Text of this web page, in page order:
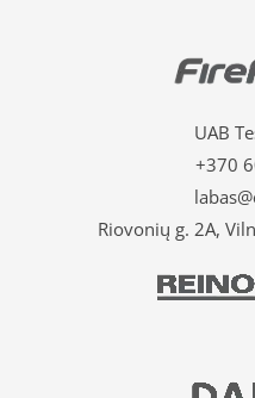
UAB
+370
Riovonių g. 2A,